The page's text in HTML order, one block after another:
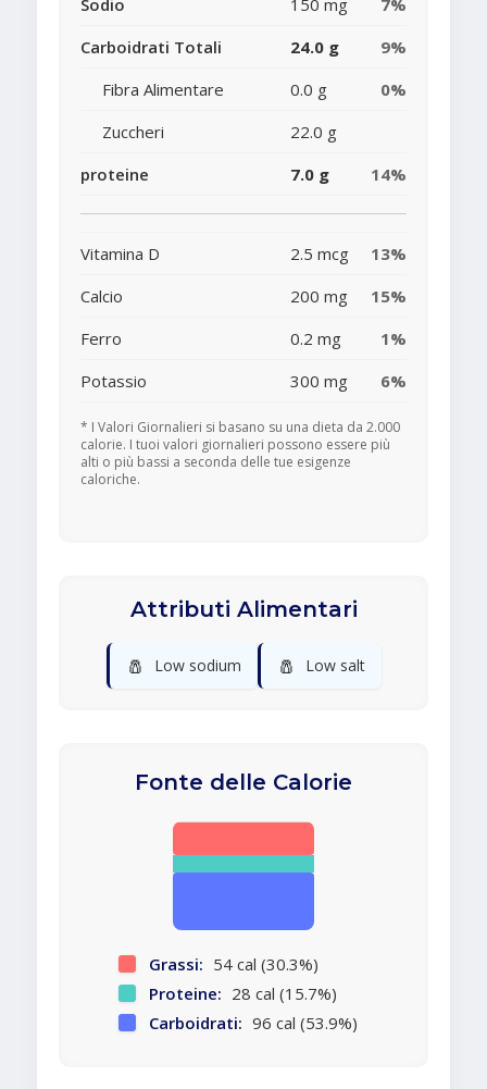
Sodio 150 mg
7%
Carboidrati Totali
24.0 g
9%
Fibra Alimentare
0.0 g
0%
Zuccheri
22.0 g
proteine
7.0 g 14%
Vitamina D 2.5 mcg
13%
Calcio
200 mg
15%
Ferro
0.2 mg
1%
Potassio
300 mg 6%
* I Valori Giornalieri si basano su una dieta da 2.000
calorie. I tuoi valori giornalieri possono essere più
alti o più bassi a seconda delle tue esigenze
caloriche.
Attributi Alimentari
🧂 Low sodium 🧂 Low salt
Fonte delle Calorie
Grassi: 54 cal (30.3%)
Proteine: 28 cal (15.7%)
Carboidrati: 96 cal (53.9%)